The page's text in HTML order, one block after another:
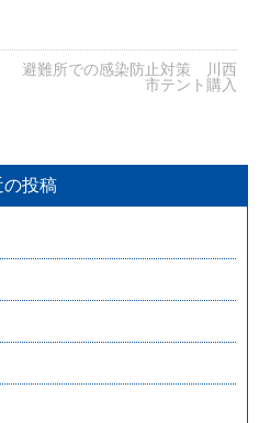
避難所での感染防止対策 川西
市テント購入
の投稿